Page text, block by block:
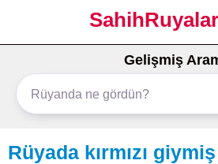
Gelişmiş
Rüyada kırmızı